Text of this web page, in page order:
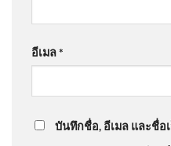
ศา
เสียชีวิต เผยเส้นทางชีวิต
@Model-X45onแม่ ‘เต้ ด
ปมเสียชีวิต เผยเส้นทางชี
อีเมล*
บันทึกชื่อ, อีเมล และชื่อ